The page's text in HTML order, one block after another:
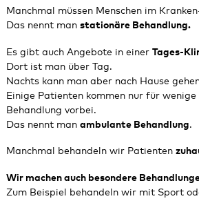
Manchmal müssen Menschen im
Das nennt man stationäre Behandlung.
Es gibt auch Angebote in einer Tages-
Dort ist man über Tag.
Nachts kann man aber nach Hause
Einige Patienten kommen nur für wenige
Behandlung vorbei.
Das nennt man ambulante Behandlung.
Manchmal behandeln wir Patienten
Wir machen auch besondere
Zum Beispiel behandeln wir mit Sport